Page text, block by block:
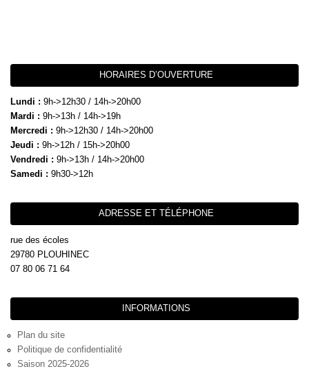
HORAIRES D’OUVERTURE
Lundi : 9h->12h30 / 14h->20h00
Mardi : 9h->13h / 14h->19h
Mercredi : 9h->12h30 / 14h->20h00
Jeudi : 9h->12h / 15h->20h00
Vendredi : 9h->13h / 14h->20h00
Samedi : 9h30->12h
ADRESSE ET TÉLÉPHONE
rue des écoles
29780 PLOUHINEC
07 80 06 71 64
INFORMATIONS
Plan du site
Politique de confidentialité
Saison 2025-2026